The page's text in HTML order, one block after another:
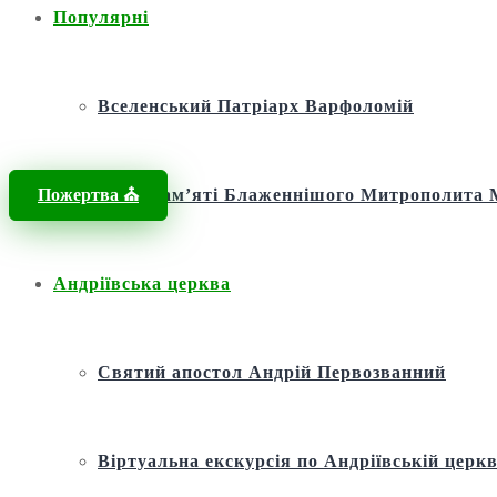
Популярні
Вселенський Патріарх Варфоломій
Фонд пам’яті Блаженнішого
Андріївська церква
Святий апостол Андрій Первозванний
Віртуальна екскурсія по Андріївській
Пожертва ⛪️